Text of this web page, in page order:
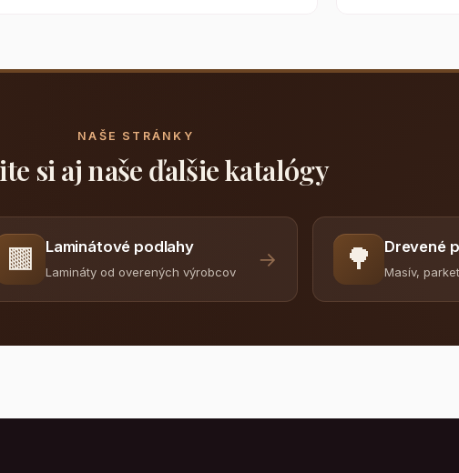
NAŠE STRÁNKY
si aj naše ďalšie katalógy
🟫 Laminátové podlahy
Lamináty od overených výrobcov
→ 🌳 Drevené
Masív,